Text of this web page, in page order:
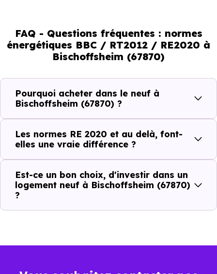
immobilier, en valorisant les biens les plus performants.
En résumé :
Normes énergétiques de
l’immobilier neuf
Isolations thermiques
et phoniques
Économies
luminosité
FAQ - Questions fréquentes : normes
énergétiques BBC / RT2012 / RE2020 à
Bischoffsheim (67870)
Pourquoi acheter dans le neuf à
Bischoffsheim (67870) ?
Les normes RE 2020 et au delà, font-
elles une vraie différence ?
Est-ce un bon choix, d'investir dans un
logement neuf à Bischoffsheim (67870)
?